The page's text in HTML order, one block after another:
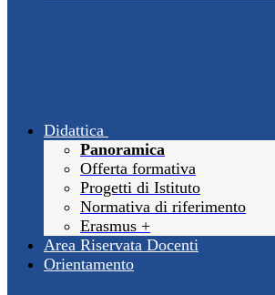
Didattica
Panoramica
Offerta formativa
Progetti di Istituto
Normativa di riferimento
Erasmus +
Area Riservata Docenti
Orientamento